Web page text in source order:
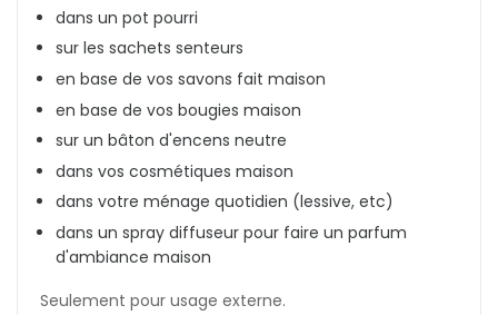
dans un pot pourri
sur les sachets senteurs
en base de vos savons fait maison
en base de vos bougies maison
sur un bâton d'encens neutre
dans vos cosmétiques maison
dans votre ménage quotidien (lessive, etc)
dans un spray diffuseur pour faire un parfum
d'ambiance maison
Seulement pour usage externe.